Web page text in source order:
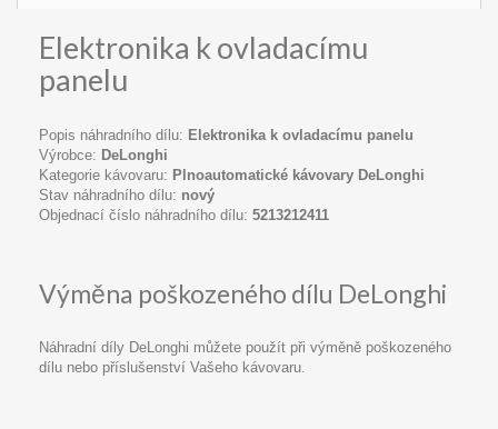
Elektronika k ovladacímu
panelu
Popis náhradního dílu: Elektronika k ovladacímu panelu
Výrobce: DeLonghi
Kategorie kávovaru: Plnoautomatické kávovary DeLonghi
Stav náhradního dílu: nový
Objednací číslo náhradního dílu: 5213212411
Výměna poškozeného dílu DeLonghi
Náhradní díly DeLonghi můžete použít při výměně poškozeného
dílu nebo příslušenství Vašeho kávovaru.